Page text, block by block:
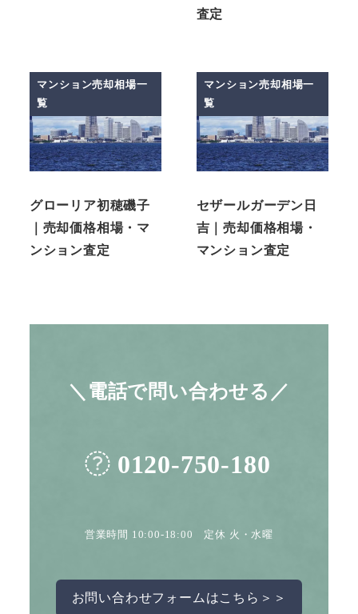
査定
マンション売却相場一
覧
グローリア初穂磯子
｜売却価格相場・マ
ンション査定
マンション売却相場一
覧
セザールガーデン日
吉｜売却価格相場・
マンション査定
＼電話で問い合わせる／
0120-750-180
営業時間 10:00-18:00 定休 火・水曜
お問い合わせフォームはこちら＞＞